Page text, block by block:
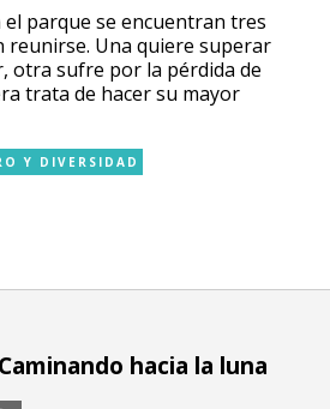
el parque se encuentran tres
reunirse. Una quiere superar
otra sufre por la pérdida de
trata de hacer su mayor
Y DIVERSIDAD
hacia la luna